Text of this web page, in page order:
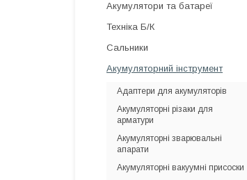
Акумулятори та батареї
Техніка Б/К
Сальники
Акумуляторний інструмент
Адаптери для акумуляторів
Акумуляторні різаки для
арматури
Акумуляторні зварювальні
апарати
Акумуляторні вакуумні присоски